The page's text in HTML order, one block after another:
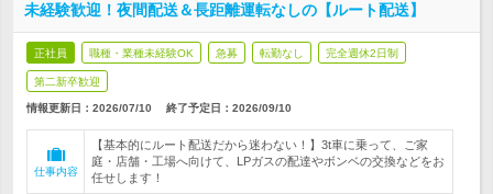
未経験歓迎！夜間配送＆長距離運転なしの【ルート配送】
正社員 職種・業種未経験OK 急募 転勤なし 完全週休2日制
第二新卒歓迎
情報更新日：2026/07/10 終了予定日： 2026/09/10
仕事内容
【基本的にルート配送だから迷わない！】3t車に乗って、ご家
庭・店舗・工場へ向けて、LPガスの配達やボンベの交換などをお
任せします！